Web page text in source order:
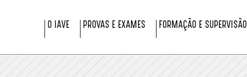
O IAVE PROVAS E EXAMES FORMAÇÃO E SUPERVISÃO